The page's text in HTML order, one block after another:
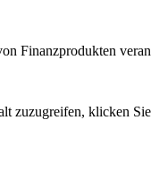
Finanzprodukten
zuzugreifen, klicken